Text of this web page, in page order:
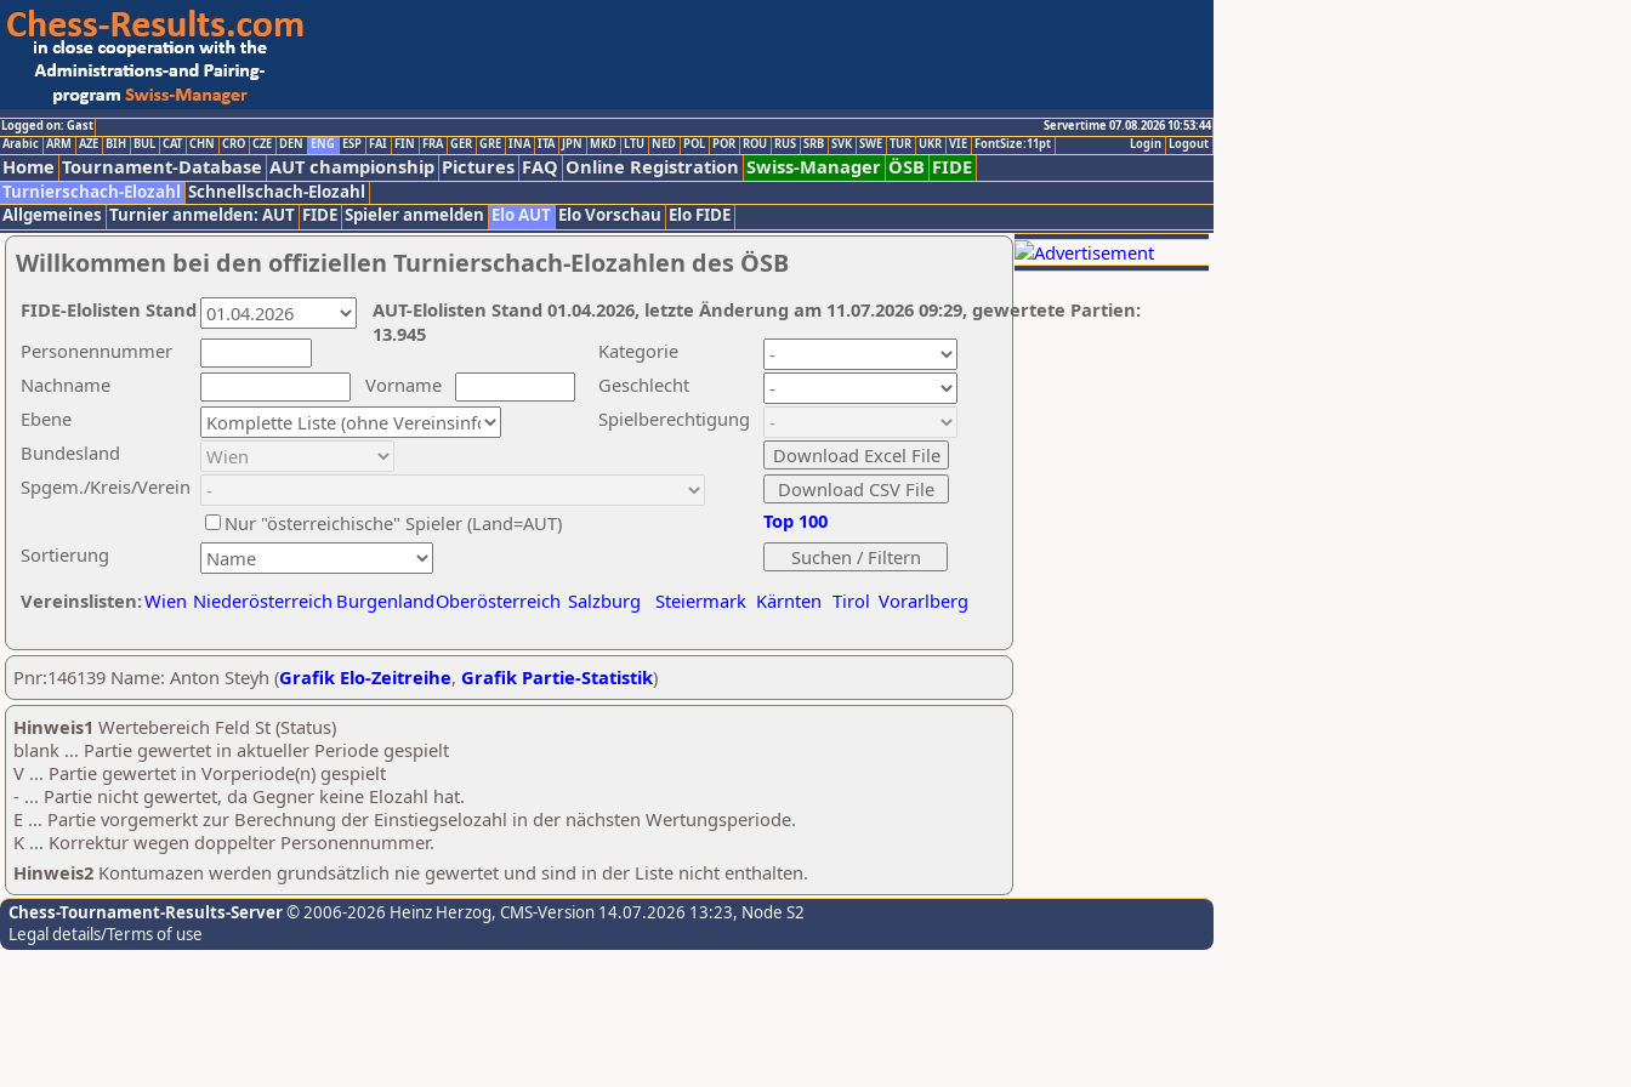
Logged on: Gast
Servertime 07.08.2026 10:53:44
Logout
Login
Arabic ARM AZE BIH BUL CAT CHN CRO CZE DEN ENG ESP FAI FIN FRA GER GRE INA ITA JPN MKD LTU NED POL POR ROU RUS SRB SVK SWE TUR UKR VIE FontSize:11pt
Home Tournament-Database AUT championship Pictures FAQ Online Registration Swiss-Manager ÖSB FIDE
Turnierschach-Elozahl Schnellschach-Elozahl
Allgemeines Turnier anmelden: AUT FIDE Spieler anmelden Elo AUT Elo Vorschau Elo FIDE
Willkommen bei den offiziellen Turnierschach-Elozahlen des ÖSB
Nachname
Vorname
Ebene
Kategorie
Sortierung
Personennummer
Bundesland
Spgem./Kreis/Verein
Geschlecht
Nur "österreichische" Spieler (Land=AUT)
Spielberechtigung
Vereinslisten:Wien Niederösterreich BurgenlandOberösterreich Salzburg Steiermark Kärnten Tirol Vorarlberg
Top 100
AUT-Elolisten Stand 01.04.2026, letzte Änderung am 11.07.2026 09:29, gewertete Partien:
13.945
FIDE-Elolisten Stand
Pnr:146139 Name: Anton Steyh (Grafik Elo-Zeitreihe, Grafik Partie-Statistik)
Hinweis1 Wertebereich Feld St (Status)
blank ... Partie gewertet in aktueller Periode gespielt
V ... Partie gewertet in Vorperiode(n) gespielt
- ... Partie nicht gewertet, da Gegner keine Elozahl hat.
E ... Partie vorgemerkt zur Berechnung der Einstiegselozahl in der nächsten Wertungsperiode.
K ... Korrektur wegen doppelter Personennummer.
Hinweis2 Kontumazen werden grundsätzlich nie gewertet und sind in der Liste nicht enthalten.
Chess-Tournament-Results-Server© 2006-2026 Heinz Herzog, CMS-Version 14.07.2026 13:23, Node S2
Legal details/Terms of use